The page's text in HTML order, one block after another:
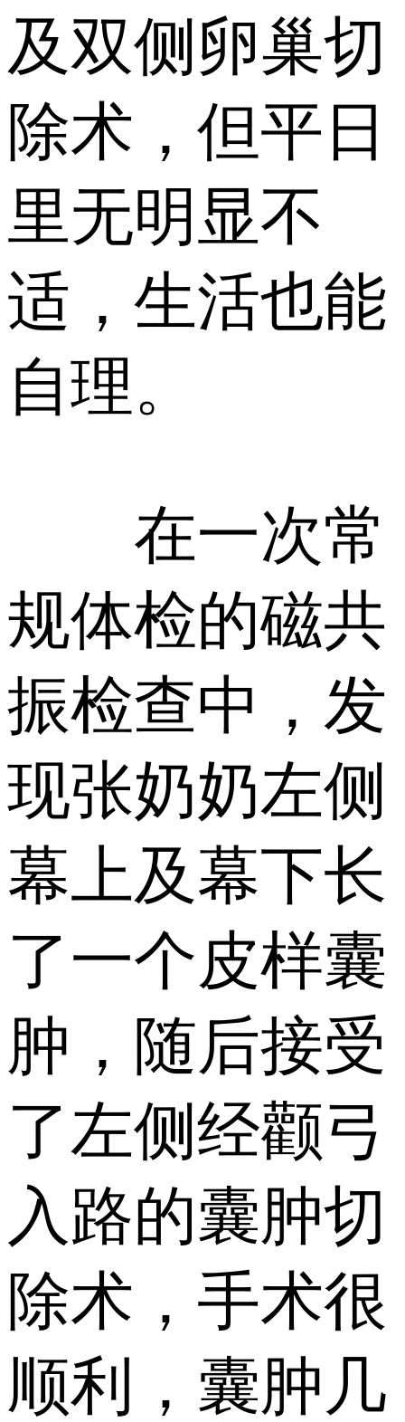
及双侧卵巢切
除术，但平日
里无明显不
适，生活也能
自理。
在一次常
规体检的磁共
振检查中，发
现张奶奶左侧
幕上及幕下长
了一个皮样囊
肿，随后接受
了左侧经颧弓
入路的囊肿切
除术，手术很
顺利，囊肿几